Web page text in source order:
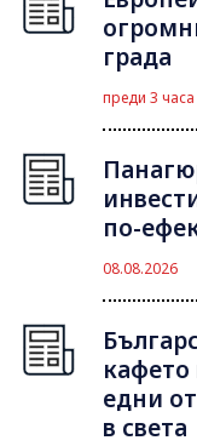
града
преди 3 часа
по-
08.08.2026
кафето
едни
в света